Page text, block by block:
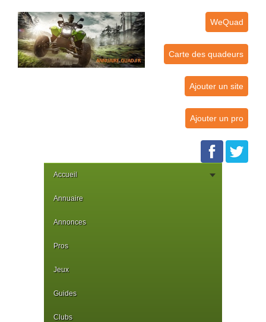
WeQuad
Carte des quadeurs
Ajouter un site
Ajouter un pro
Accueil
Annuaire
Annonces
Pros
Jeux
Guides
Clubs